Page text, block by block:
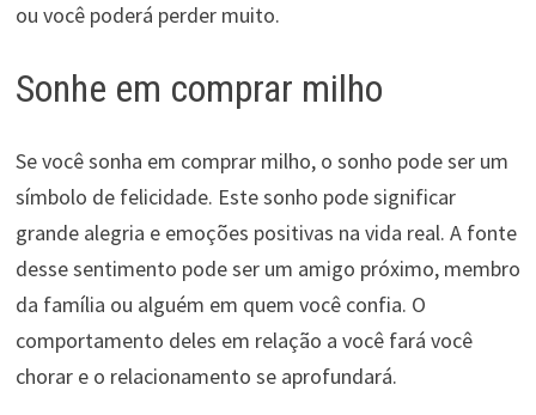
ou você poderá perder muito.
Sonhe em comprar milho
Se você sonha em comprar milho, o sonho pode ser um
símbolo de felicidade. Este sonho pode significar
grande alegria e emoções positivas na vida real. A fonte
desse sentimento pode ser um amigo próximo, membro
da família ou alguém em quem você confia. O
comportamento deles em relação a você fará você
chorar e o relacionamento se aprofundará.